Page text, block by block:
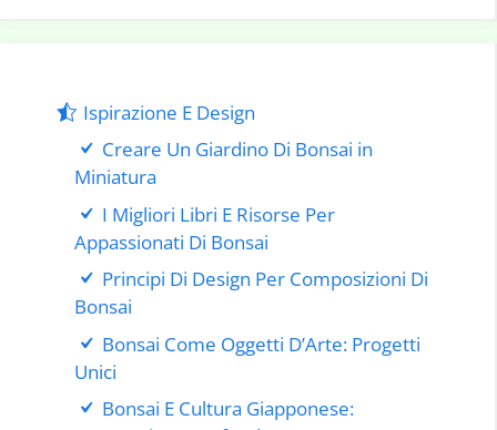
Ispirazione E Design
Creare Un Giardino Di Bonsai in
Miniatura
I Migliori Libri E Risorse Per
Appassionati Di Bonsai
Principi Di Design Per Composizioni Di
Bonsai
Bonsai Come Oggetti D’Arte: Progetti
Unici
Bonsai E Cultura Giapponese: